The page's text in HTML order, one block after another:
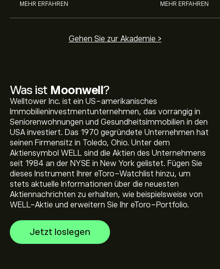
Was ist Moonwell?
Welltower Inc. ist ein US-amerikanisches
Immobilieninvestmentunternehmen, das vorrangig in
Seniorenwohnungen und Gesundheitsimmobilien in den
USA investiert. Das 1970 gegründete Unternehmen hat
seinen Firmensitz in Toledo, Ohio. Unter dem
Aktiensymbol WELL sind die Aktien des Unternehmens
seit 1984 an der NYSE in New York gelistet. Fügen Sie
dieses Instrument Ihrer eToro-Watchlist hinzu, um
stets aktuelle Informationen über die neuesten
Aktiennachrichten zu erhalten, wie beispielsweise von
WELL-Aktie und erweitern Sie Ihr eToro-Portfolio.
Jetzt loslegen
MEHR ERFAHREN MEHR ERFAHREN
Gehen Sie zur Akademie >
Der aktuelle Preis von WELL beträgt 0.003000‎$‎ USD
Die Marktkapitalisierung von Moonwell beträgt 0‎$‎ USD
Allzeithoch von Moonwell liegt bei 0.006074‎$‎ USD
Moonwell hat ein 24-Stunden-Tradingvolumen von
978444.79